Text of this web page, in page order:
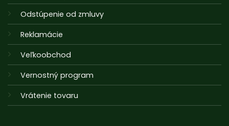
Odstúpenie od zmluvy
Reklamácie
Veľkoobchod
Vernostný program
Vrátenie tovaru